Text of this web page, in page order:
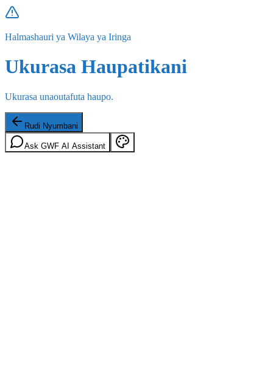
Halmashauri ya Wilaya ya Iringa
Ukurasa Haupatikani
Ukurasa unaoutafuta haupo.
Rudi Nyumbani
Ask GWF AI Assistant